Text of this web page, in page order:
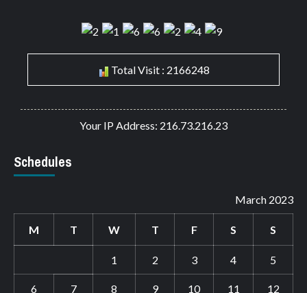
Total Visit : 2166248
Your IP Address: 216.73.216.23
Schedules
March 2023
M T W T F S S
1 2 3 4 5
6 7 8 9 10 11 12